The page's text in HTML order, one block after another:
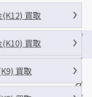
ザ
・
ビ
ッ
グ
(K12) 買取
(K10) 買取
買取